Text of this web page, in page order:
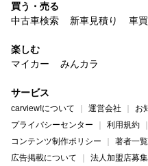
買う・売る
中古車検索
新車見積り 車
楽しむ
マイカー
みんカラ
サービス
carview!について 運営会社 お
プライバシーセンター
利用規約
コンテンツ制作ポリシー
著者一覧
広告掲載について
法人加盟店募集